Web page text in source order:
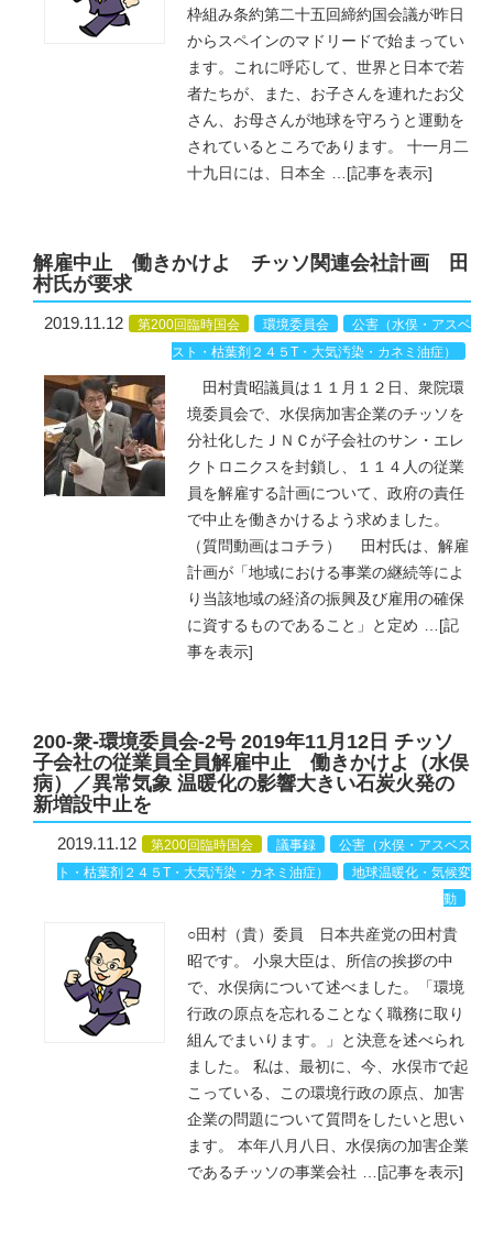
枠組み条約第二十五回締約国会議が昨日
からスペインのマドリードで始まってい
ます。これに呼応して、世界と日本で若
者たちが、また、お子さんを連れたお父
さん、お母さんが地球を守ろうと運動を
されているところであります。 十一月二
十九日には、日本全 … [記事を表示]
解雇中止 働きかけよ チッソ関連会社計画 田
村氏が要求
2019.11.12 第200回臨時国会 環境委員会
公害（水俣・アスベ
スト・枯葉剤２４５T・大気汚染・カネミ油症）
田村貴昭議員は１１月１２日、衆院環
境委員会で、水俣病加害企業のチッソを
分社化したＪＮＣが子会社のサン・エレ
クトロニクスを封鎖し、１１４人の従業
員を解雇する計画について、政府の責任
で中止を働きかけるよう求めました。
（質問動画はコチラ） 田村氏は、解雇
計画が「地域における事業の継続等によ
り当該地域の経済の振興及び雇用の確保
に資するものであること」と定め … [記
事を表示]
200-衆-環境委員会-2号 2019年11月12日 チッソ
子会社の従業員全員解雇中止 働きかけよ（水俣
病）／異常気象 温暖化の影響大きい石炭火発の
新増設中止を
2019.11.12 第200回臨時国会 議事録
公害（水俣・アスベス
ト・枯葉剤２４５T・大気汚染・カネミ油症）
地球温暖化・気候変
動
○田村（貴）委員 日本共産党の田村貴
昭です。 小泉大臣は、所信の挨拶の中
で、水俣病について述べました。「環境
行政の原点を忘れることなく職務に取り
組んでまいります。」と決意を述べられ
ました。 私は、最初に、今、水俣市で起
こっている、この環境行政の原点、加害
企業の問題について質問をしたいと思い
ます。 本年八月八日、水俣病の加害企業
であるチッソの事業会社 … [記事を表示]